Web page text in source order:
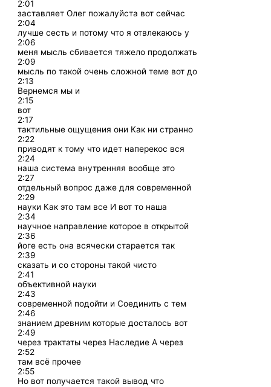
2:01
заставляет Олег пожалуйста вот сейчас
2:04
лучше сесть и потому что я отвлекаюсь у
2:06
меня мысль сбивается тяжело продолжать
2:09
мысль по такой очень сложной теме вот до
2:13
Вернемся мы и
2:15
вот
2:17
тактильные ощущения они Как ни странно
2:22
приводят к тому что идет наперекос вся
2:24
наша система внутренняя вообще это
2:27
отдельный вопрос даже для современной
2:29
науки Как это там все И вот то наша
2:34
научное направление которое в открытой
2:36
йоге есть она всячески старается так
2:39
сказать и со стороны такой чисто
2:41
объективной науки
2:43
современной подойти и Соединить с тем
2:46
знанием древним которые досталось вот
2:49
через трактаты через Наследие А через
2:52
там всё прочее
2:55
Но вот получается такой вывод что